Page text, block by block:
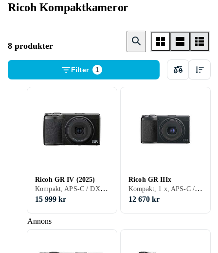
Ricoh Kompaktkameror
8 produkter
Filter 1
Annons
Ricoh GR IV (2025)
Kompakt, APS-C / DX, 2025
15 999 kr
Ricoh GR IIIx
Kompakt, 1 x, APS-C / DX, 2021
12 670 kr